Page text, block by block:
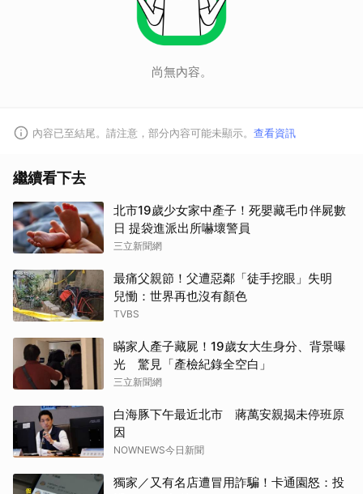
尚無內容。
內容已至結尾。請注意，部分內容可能未顯示。 查看資訊
繼續看下去
北市19歲少女家中產子！死嬰藏毛巾伴屍數
日 提袋進派出所嚇壞警員
三立新聞網
最痛父親節！父遭惡鄰「徒手挖眼」失明
兒慟：世界再也沒有顏色
TVBS
瞞家人產子藏屍！19歲女大生身分、背景曝
光 驚見「產檢紀錄全空白」
三立新聞網
白海豚下午最近北市 蔣萬安親揭未停班原
因
NOWNEWS今日新聞
獨家／又有名店遭冒用詐騙！卡通園怒：投